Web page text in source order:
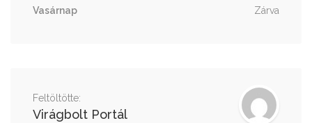
Vasárnap
Zárva
Feltöltötte:
Virágbolt Portál